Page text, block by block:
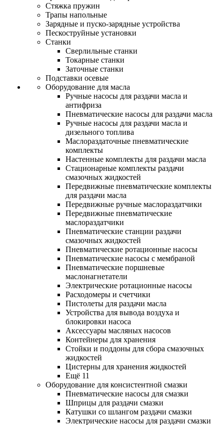
Стяжка пружин
Трапы напольные
Зарядные и пуско-зарядные устройства
Пескоструйные установки
Станки
Сверлильные станки
Токарные станки
Заточные станки
Подставки осевые
Оборудование для масла
Ручные насосы для раздачи масла и
антифриза
Пневматические насосы для раздачи масла
Ручные насосы для раздачи масла и
дизельного топлива
Маслораздаточные пневматические
комплекты
Настенные комплекты для раздачи масла
Стационарные комплекты раздачи
смазочных жидкостей
Передвижные пневматические комплекты
для раздачи масла
Передвижные ручные маслораздатчики
Передвижные пневматические
маслораздатчики
Пневматические станции раздачи
смазочных жидкостей
Пневматические ротационные насосы
Пневматические насосы с мембраной
Пневматические поршневые
маслонагнетатели
Электрические ротационные насосы
Расходомеры и счетчики
Пистолеты для раздачи масла
Устройства для вывода воздуха и
блокировки насоса
Аксессуары масляных насосов
Контейнеры для хранения
Стойки и поддоны для сбора смазочных
жидкостей
Цистерны для хранения жидкостей
Ещё 11
Оборудование для консистентной смазки
Пневматические насосы для смазки
Шприцы для раздачи смазки
Катушки со шлангом раздачи смазки
Электрические насосы для раздачи смазки